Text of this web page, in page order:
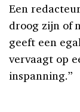
Een
droog zijn of
geeft een
vervaagt op
inspanning.”